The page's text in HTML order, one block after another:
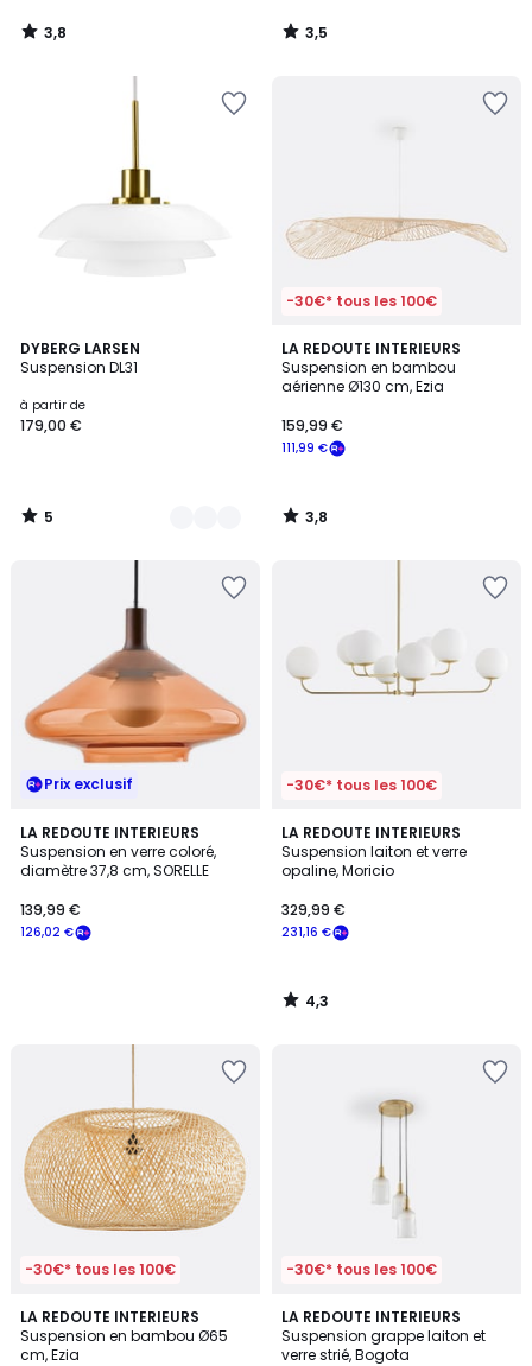
3,8
/
3,5
/
DYBERG LARSEN
Suspension DL31
à partir de
179,00 €
5
/
5
Couleurs
5
/
-30€* tous les 100€
LA REDOUTE INTERIEURS
Suspension en bambou
aérienne Ø130 cm, Ezia
111,99 €
159,99 €
3,8
/ 5
3,8
/
Prix exclusif
LA REDOUTE INTERIEURS
Suspension en verre coloré,
diamètre 37,8 cm, SORELLE
126,02 €
139,99 €
-30€* tous les 100€
LA REDOUTE INTERIEURS
Suspension laiton et verre
opaline, Moricio
231,16 €
329,99 €
4,3
/ 5
4,3
/
-30€* tous les 100€
LA REDOUTE INTERIEURS
Suspension en bambou Ø65
cm, Ezia
4,8
/ 5
-30€* tous les 100€
LA REDOUTE INTERIEURS
Suspension grappe laiton et
verre strié, Bogota
5
/
5